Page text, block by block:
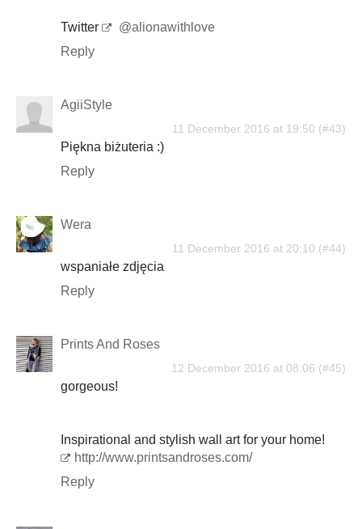
Twitter
@alionawithlove
Reply
AgiiStyle
11 December 2016 at 19:50
Piękna biżuteria :)
Reply
Wera
11 December 2016 at 20:10
wspaniałe zdjęcia
Reply
Prints And Roses
12 December 2016 at 08:06
gorgeous!
Inspirational and stylish wall art for your home!
http://www.printsandroses.com/
Reply